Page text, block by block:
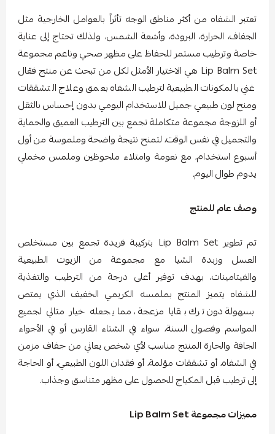
تعتبر الشفاه من أكثر مناطق الوجه تأثراً بالعوامل الخارجية مثل
الجفاف، الحرارة، البرودة، وأشعة الشمس، ولذلك تحتاج إلى عناية
خاصة وترطيب مستمر للحفاظ على مظهر صحي وناعم مجموعة
Lip Balm Set هي الاختيار الأمثل لكل من تبحث عن منتج فعّال
غني بالمكونات الطبيعية لترطيب الشفاه بعمق وعلاج التشققات
ومنح لون طبيعي جميل للاستخدام اليومي بدون إحساس بالثقل
أو اللزوجة مجموعة متكاملة تجمع بين الترطيب العميق والحماية
والتجميل في نفس الوقت، لتمنح نتيجة واضحة وملموسة من أول
أسبوع استخدام، مع نعومة وامتلاء ملحوظين وملمس مخملي
يدوم طوال اليوم.
وصف عام للمنتج
تم تطوير Lip Balm Set بتركيبة فريدة تجمع بين مستخلص
العسل وزبدة الشيا مع مجموعة من الزيوت الطبيعية
والفيتامينات، بهدف توفير أعلى درجة من الترطيب والتغذية
للشفاه يتميز المنتج بملمسه الكريمي الخفيف الذي يمتص
بسهولة دون ترك بقايا مزعجة، مما يجعله خيار مثالي لجميع
المواسم وفصول السنة، سواء في الشتاء القارس أو في الأجواء
الجافة والحارة المنتج مناسب لأي شخص يعاني من جفاف مزمن
في الشفاه، أو تشققات مؤلمة، أو فقدان اللون الطبيعي، أو الحاجة
إلى ترطيب قبل المكياج للحصول على مظهر متناسق وجذاب.
مميزات مجموعة Lip Balm Set